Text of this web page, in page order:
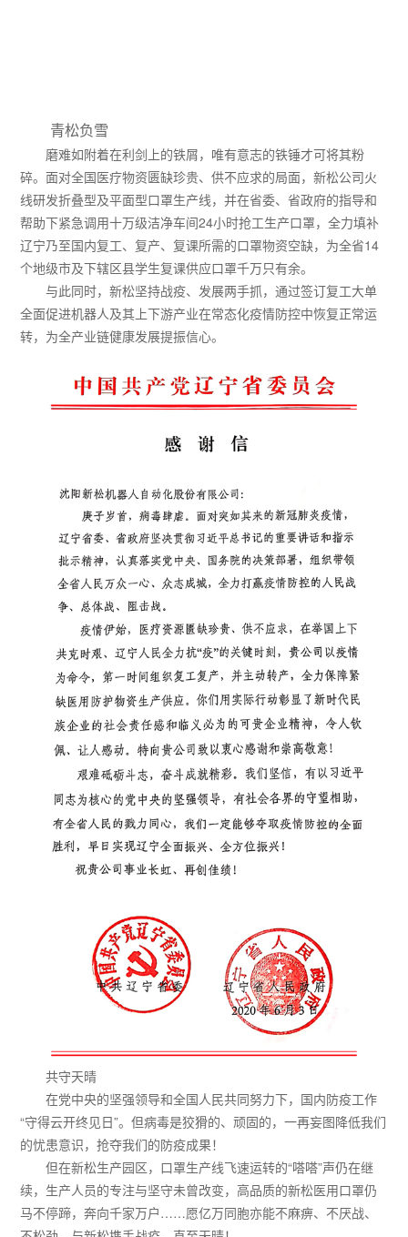
青松负雪
磨难如附着在利剑上的铁屑，唯有意志的铁锤才可将其粉
碎。面对全国医疗物资匮缺珍贵、供不应求的局面，新松公司火
线研发折叠型及平面型口罩生产线，并在省委、省政府的指导和
帮助下紧急调用十万级洁净车间24小时抢工生产口罩，全力填补
辽宁乃至国内复工、复产、复课所需的口罩物资空缺，为全省14
个地级市及下辖区县学生复课供应口罩千万只有余。
与此同时，新松坚持战疫、发展两手抓，通过签订复工大单
全面促进机器人及其上下游产业在常态化疫情防控中恢复正常运
转，为全产业链健康发展提振信心。
共守天晴
在党中央的坚强领导和全国人民共同努力下，国内防疫工作
“守得云开终见日”。但病毒是狡猾的、顽固的，一再妄图降低我们
的忧患意识，抢夺我们的防疫成果！
但在新松生产园区，口罩生产线飞速运转的“嗒嗒”声仍在继
续，生产人员的专注与坚守未曾改变，高品质的新松医用口罩仍
马不停蹄，奔向千家万户……愿亿万同胞亦能不麻痹、不厌战、